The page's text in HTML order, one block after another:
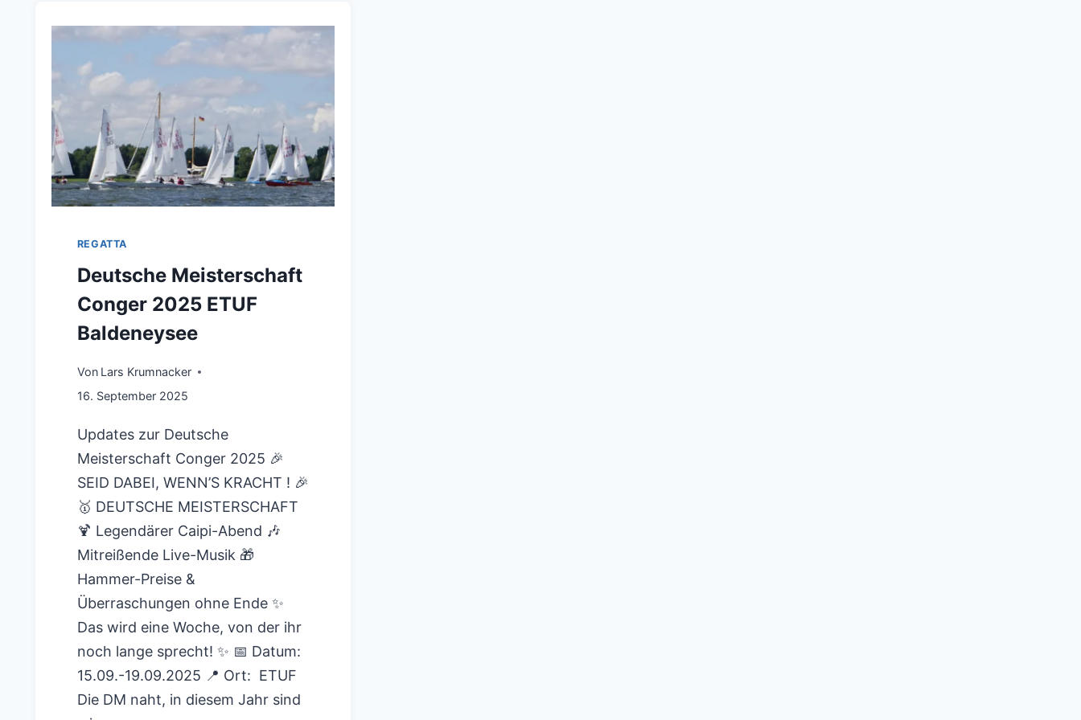
REGATTA
Deutsche Meisterschaft
Conger 2025 ETUF
Baldeneysee
Von Lars Krumnacker
16. September 2025
Updates zur Deutsche
Meisterschaft Conger 2025 🎉
SEID DABEI, WENN’S KRACHT ! 🎉
🥇 DEUTSCHE MEISTERSCHAFT
🍹 Legendärer Caipi-Abend 🎶
Mitreißende Live-Musik 🎁
Hammer-Preise &
Überraschungen ohne Ende ✨
Das wird eine Woche, von der ihr
noch lange sprecht! ✨ 📅 Datum:
15.09.-19.09.2025 📍 Ort: ETUF
Die DM naht, in diesem Jahr sind